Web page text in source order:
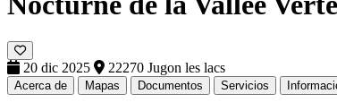
20 dic 2025 22270 Jugon les lacs
Acerca de Mapas Documentos Servicios